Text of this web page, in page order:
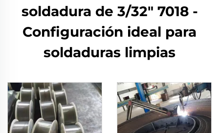
soldadura de 3/32" 7018 -
Configuración ideal para
soldaduras limpias